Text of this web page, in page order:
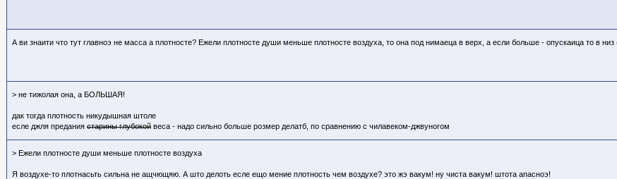
А ви знаити что тут главноэ не масса а плотносте? Ежели плотносте души меньше плотносте воздуха, то она под нимаеца в верх, а если больше - опускаица то в низ
> не тижолая она, а БОЛЬШАЯ!
дак тогда плотность никудышная штоле
есле джля предания старины глубокой веса - надо сильно больше розмер делатб, по сравнению с чилавеком-джвуногом
> Ежели плотносте души меньше плотносте воздуха
Я воздухе-то плотнасьть сильна не ащчющяю. А што делоть есле ещо мение плотность чем воздухе? это жэ вакум! ну чиста вакум! штота апасноэ!